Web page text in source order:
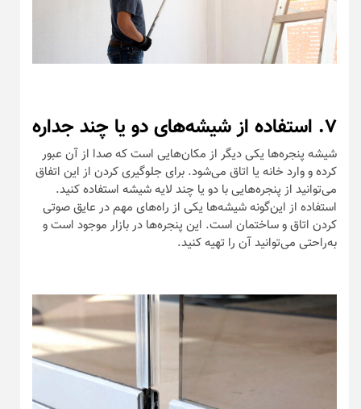
۷. استفاده از شیشه‌های دو یا چند جداره
شیشه‌ پنجره‌ها یکی دیگر از مکان‌هایی است که صدا از آن عبور
کرده و وارد خانه یا اتاق می‌شود. برای جلوگیری کردن از این اتفاق
می‌توانید از پنجره‌هایی با دو یا چند لایه شیشه استفاده کنید.
استفاده از این‌گونه شیشه‌ها یکی از راه‌های مهم در عایق صوتی
کردن اتاق و ساختمان است. این پنجره‌ها در بازار موجود است و
به‌راحتی می‌توانید آن را تهیه کنید.